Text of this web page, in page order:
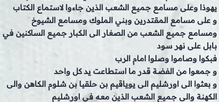
يهوذا وعلى مسامع جميع الشعب الذين جاءوا لاستماع الكتاب
و على مسامع المقتدرين وبني الملوك ومسامع الشيوخ
ومسامع جميع الشعب من الصغار الى الكبار جميع الساكنين في
بابل على نهر سود
فبكوا وصاموا وصلوا امام الرب
و جمعوا من الفضة قدر ما استطاعت يد كل واحد
و بعثوا الى اورشليم الى يوياقيم بن حلقيا بن شلوم الكاهن والى
الكهنة والى جميع الشعب الذين معه في اورشليم